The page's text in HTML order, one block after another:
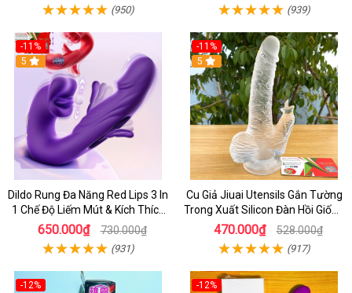
(950) (939)
-11%
5
Dildo Rung Đa Năng Red Lips 3 In
1 Chế Độ Liếm Mút & Kích Thích
Điểm G
650.000₫ 730.000₫
(931)
-11%
5
Cu Giả Jiuai Utensils Gắn Tường
Trong Xuất Silicon Đàn Hồi Giống
Thật
470.000₫ 528.000₫
(917)
-12%
-12%